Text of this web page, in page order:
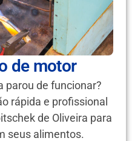
de motor
parou de funcionar?
rápida e profissional
de Oliveira para
seus alimentos.